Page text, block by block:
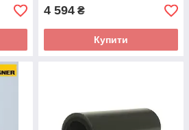
4 594 ₴
Купити